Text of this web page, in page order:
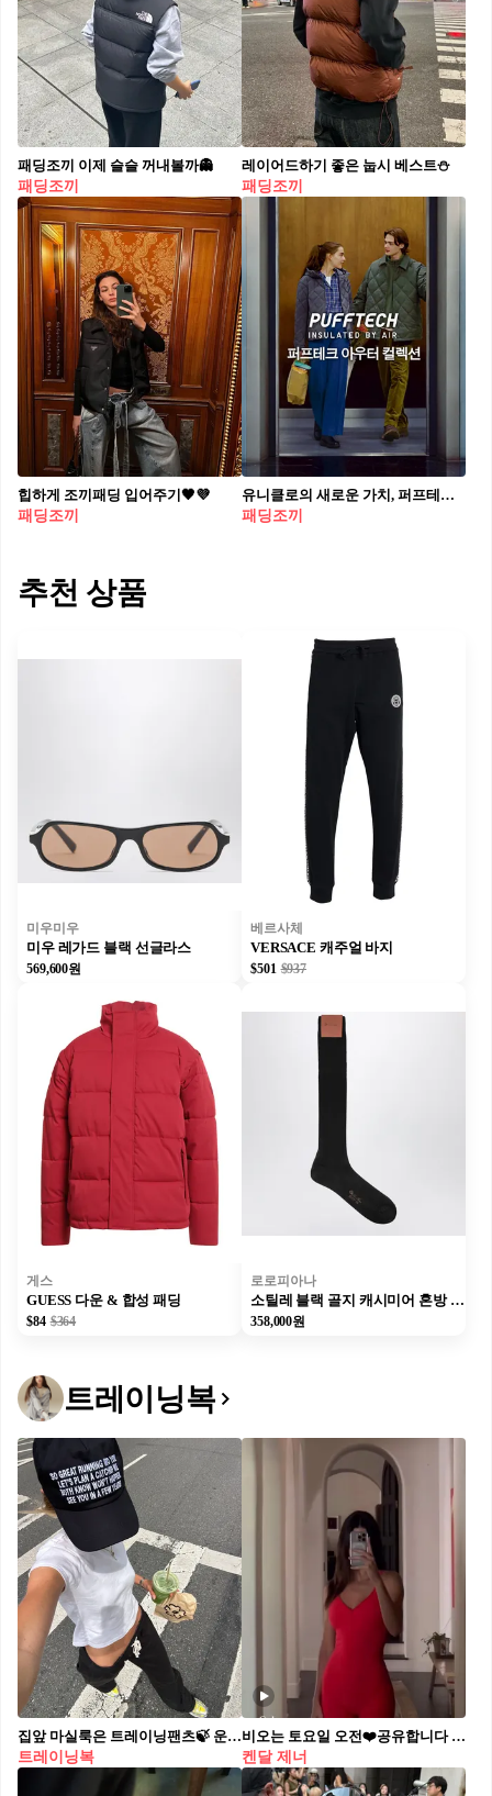
패딩조끼 이제 슬슬 꺼내볼까👻
패딩조끼
레이어드하기 좋은 눕시 베스트⛄️
패딩조끼
힙하게 조끼패딩 입어주기🖤💜
패딩조끼
유니클로의 새로운 가치, 퍼프테크✨ 에센셜 아우터 퍼프테크 컬렉션 출시💚🤍 #광고 언제 어디서나 편하게 입을 수 있는 유니클로의 퍼프테크는 겉으로 보기에는 심플하지만 클래식한 디자인과 신소재가 특징입니다. 최첨단 섬유 테크놀로지로 새롭게 개발한 충전재가 공기를 머금어, 가볍고 따뜻하게 착용 가능하면서도 동물성 소재를 사용하지 않고도 천연 다운의 구조를 재현했는데요. 충전재 빠짐과 형태 변형을 최소화하여 손 쉬운 관리까지 가능하다는 사실! 심플하고 따뜻한 유니클로 퍼프테크의 가을룩을 확인해보세요.
패딩조끼
추천 상품
미우미우
미우 레가드 블랙 선글라스
569,600원
베르사체
VERSACE 캐주얼 바지
$501 $937
게스
GUESS 다운 & 합성 패딩
$84 $364
로로피아나
소틸레 블랙 골지 캐시미어 혼방 양말
358,000원
트레이닝복
집앞 마실룩은 트레이닝팬츠🍃 운동 마치고 가까운 카페까지 스근하게 다녀오기 딱 좋아요☕️🤍
트레이닝복
비오는 토요일 오전❤️공유합니다 주말 운동자극제 켄달제너 언니🔥알로 레깅스룩🏃🏻‍♀️@헬스장ㄱㄱ
켄달 제너